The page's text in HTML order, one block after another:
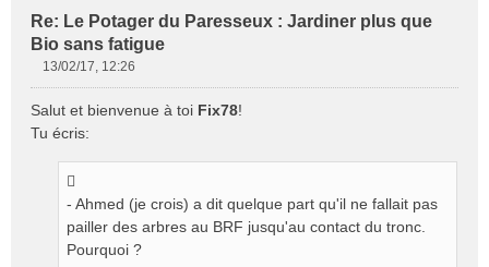
Re: Le Potager du Paresseux : Jardiner plus que
Bio sans fatigue
s
s
13/02/17, 12:26
Salut et bienvenue à toi Fix78!
Tu écris:
- Ahmed (je crois) a dit quelque part qu'il ne fallait pas
pailler des arbres au BRF jusqu'au contact du tronc.
Pourquoi ?